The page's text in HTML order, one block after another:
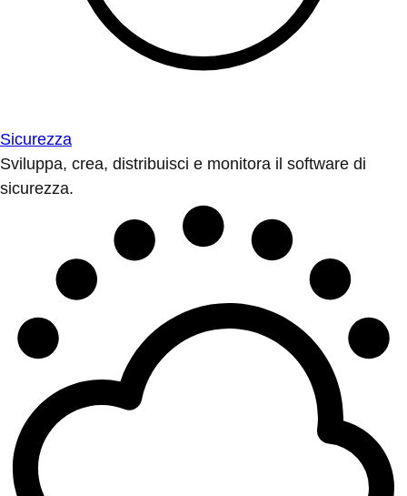
Sicurezza
Sviluppa, crea, distribuisci e monitora il software di
sicurezza.